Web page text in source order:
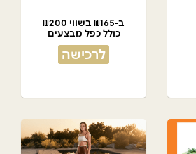
ב-₪165 בשווי ₪200
כולל כפל מבצעים
לרכישה